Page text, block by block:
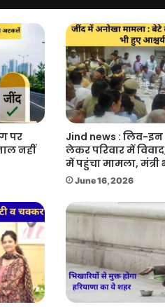
पर
नहीं
Jind news : लिव-
लेकर परिवार में
में पहुंचा मामला, मंत्री
June 16, 2026